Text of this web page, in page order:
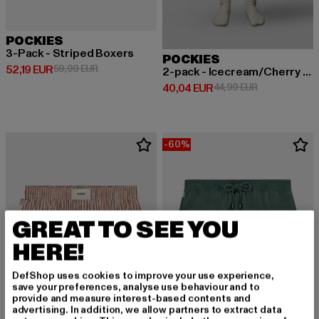
POCKIES
3-Pack - Striped Boxers
52,19 EUR
Derzeitiger Preis: 52,19 EUR
59,99 EURAktionspreis: 59,99 EUR
POCKIES
2-pack - Icecream/Cherry Boxers
40,04 EUR
Derzeitiger Preis: 40,04 EUR
44,99 EURAktionspreis:
-60%
GREAT TO SEE YOU
HERE!
DefShop uses cookies to improve your use experience,
save your preferences, analyse use behaviour and to
provide and measure interest-based contents and
advertising. In addition, we allow partners to extract data